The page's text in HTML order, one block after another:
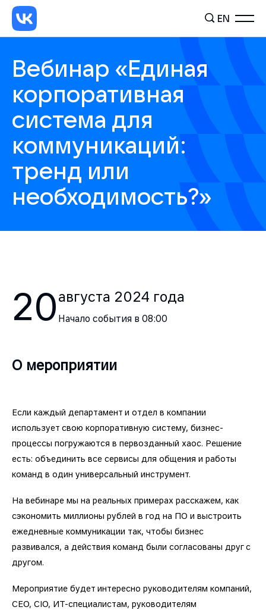
EN
Вебинар «Единая
корпоративная
система для
коммуникаций:
тренд или
необходимость?»
20августа 2024 года
Начало события в 08:00
О мероприятии
Если каждый департамент и отдел в компании
использует свою корпоративную систему, бизнес-
процессы погружаются в первозданный хаос. Решение
есть: объединить все сервисы для общения и работы
команд в один универсальный инструмент.
На вебинаре мы на реальных примерах расскажем, как
сэкономить миллионы рублей в год на ПО и выстроить
ежедневные коммуникации так, чтобы бизнес
развивался, а действия команд были согласованы друг с
другом.
Мероприятие будет интересно руководителям компаний,
CEO, CIO, ИТ-специалистам, руководителям